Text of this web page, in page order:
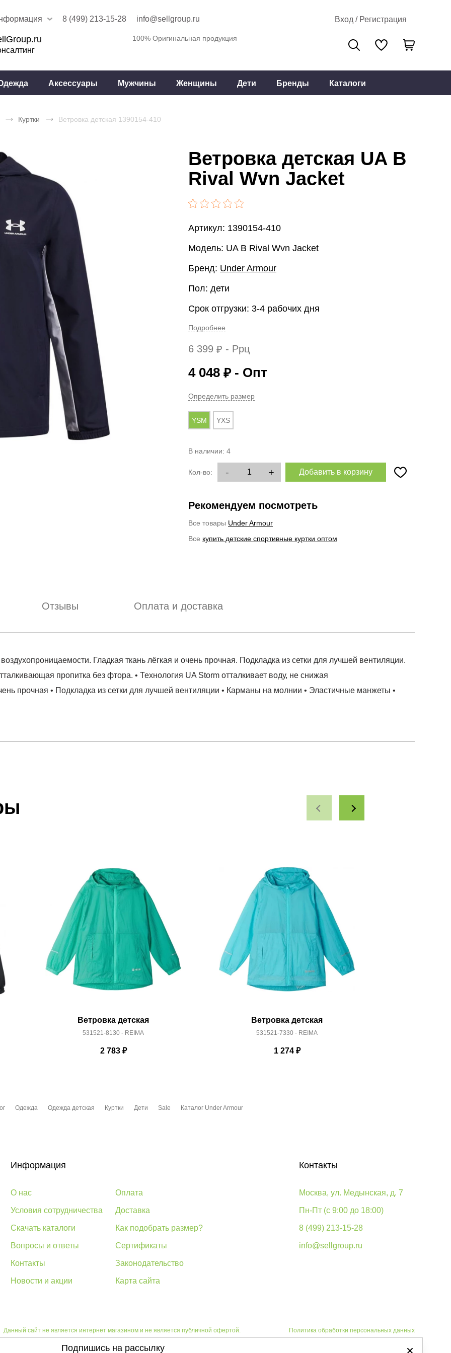
8 (499) 213-15-28 info@sellgroup.ru Вход / Регистрация
100% Оригинальная продукция
Аксессуары Мужчины Женщины Дети Бренды Каталоги
Куртки Ветровка детская 1390154-410
Ветровка детская UA B
Rival Wvn Jacket
Артикул: 1390154-410
Модель: UA B Rival Wvn Jacket
Бренд: Under Armour
Пол: дети
Срок отгрузки: 3-4 рабочих дня
Подробнее
6 399 ₽ - Ррц
4 048 ₽- Опт
Определить размер
YSM YXS
В наличии: 4
Кол-во: - + Добавить в корзину
Рекомендуем посмотреть
Все товары Under Armour
Все купить детские спортивные куртки оптом
Отзывы Оплата и доставка
Гладкая ткань лёгкая и очень прочная. Подкладка из сетки для лучшей вентиляции.
пропитка без фтора. • Технология UA Storm отталкивает воду, не снижая
прочная • Подкладка из сетки для лучшей вентиляции • Карманы на молнии • Эластичные манжеты •
доставки
Ветровка детская
531521-8130 - REIMA
2 783₽
Ветровка детская
531521-7330 - REIMA
1 274₽
Одежда Одежда детская Куртки Дети Sale Каталог Under Armour
Информация
О нас
Условия сотрудничества
Скачать каталоги
Вопросы и ответы
Контакты
Новости и акции
Оплата
Доставка
Как подобрать размер?
Сертификаты
Законодательство
Карта сайта
Контакты
Москва, ул. Медынская, д. 7
Пн-Пт (с 9:00 до 18:00)
8 (499) 213-15-28
info@sellgroup.ru
Данный сайт не является интернет магазином и не является публичной офертой. Политика обработки персональных данных
Подпишись на рассылку